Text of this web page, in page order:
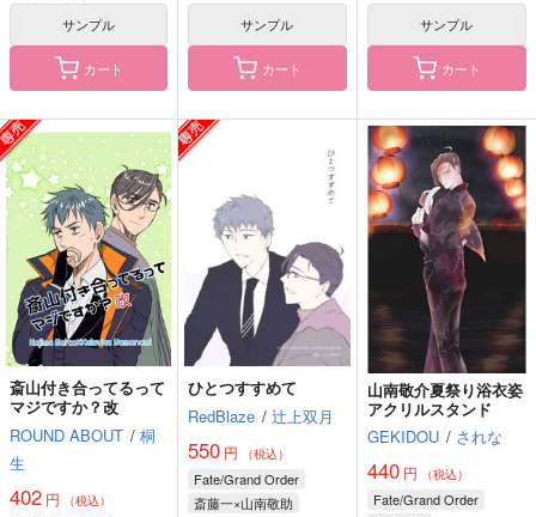
サンプル
カート
サンプル
カート
サンプル
カート
斎山付き合ってるって
マジですか？改
ROUND ABOUT / 桐
生
402 円 （税込）
ひとつすすめて
RedBlaze / 辻上双月
550 円 （税込）
Fate/Grand Order
斎藤一×山南敬助
山南敬介夏祭り浴衣姿
アクリルスタンド
GEKIDOU / されな
440円 （税込）
Fate/Grand Order